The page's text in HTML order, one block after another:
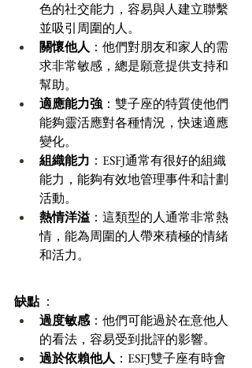
色的社交能力，容易與人建立聯繫
並吸引周圍的人。
關懷他人 ：他們對朋友和家人的需
求非常敏感，總是願意提供支持和
幫助。
適應能力強 ：雙子座的特質使他們
能夠靈活應對各種情況，快速適應
變化。
組織能力 ：ESFJ通常有很好的組織
能力，能夠有效地管理事件和計劃
活動。
熱情洋溢 ：這類型的人通常非常熱
情，能為周圍的人帶來積極的情緒
和活力。
缺點 ：
過度敏感：他們可能過於在意他人
的看法，容易受到批評的影響。
過於依賴他人 ：ESFJ雙子座有時會